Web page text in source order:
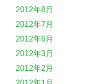
2012年8月
2012年7月
2012年6月
2012年3月
2012年2月